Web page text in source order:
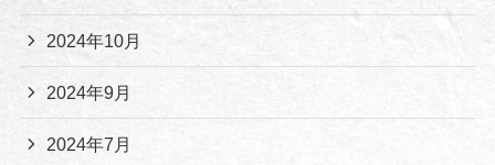
2024年10月
2024年9月
2024年7月